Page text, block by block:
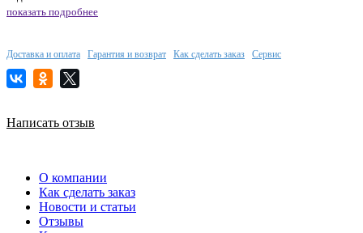
показать подробнее
Доставка и оплата Гарантия и возврат Как сделать заказ Сервис
Написать отзыв
О компании
Как сделать заказ
Новости и статьи
Отзывы